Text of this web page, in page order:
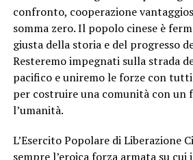
confronto, cooperazione
somma zero. Il popolo cinese è
giusta della storia e del progresso
Resteremo impegnati sulla strada
pacifico e uniremo le forze con
per costruire una comunità con un
l’umanità.
L’Esercito Popolare di Liberazione
sempre l’eroica forza armata su